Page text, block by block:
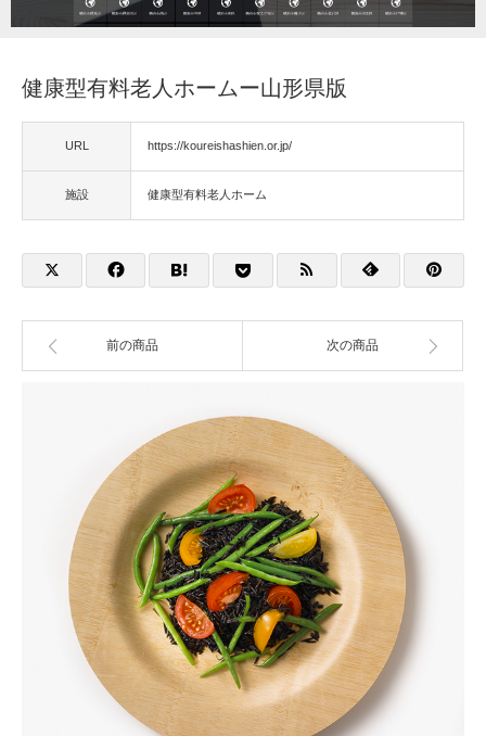
健康型有料老人ホームー山形県版
URL https://koureishashien.or.jp/
施設 健康型有料老人ホーム
前の商品 次の商品
住宅改修